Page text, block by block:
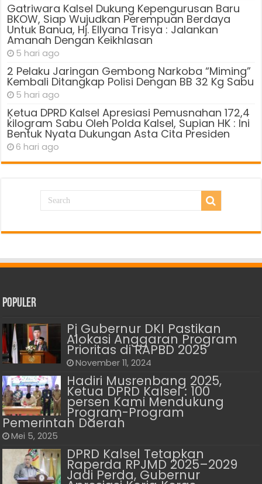
Gatriwara Kalsel Dukung Kepengurusan Baru
BKOW, Siap Wujudkan Perempuan Berdaya
Untuk Banua, Hj. Ellyana Trisya : Jalankan
Amanah Dengan Keikhlasan
5 hari ago
2 Pelaku Jaringan Gembong Narkoba “Miming”
Kembali Ditangkap Polisi Dengan BB 32 Kg Sabu
5 hari ago
Ķetua DPRD Kalsel Apresiasi Pemusnahan 172,4
kilogram Sabu Oleh Polda Kalsel, Supian HK : Ini
Bentuk Nyata Dukungan Asta Cita Presiden
6 hari ago
Populer
Pj Gubernur DKI Pastikan
Alokasi Anggaran Program
Prioritas di RAPBD 2025
November 11, 2024
Hadiri Musrenbang 2025,
Ketua DPRD Kalsel : 100
persen Kami Mendukung
Program-Program
Pemerintah Daerah
Mei 5, 2025
DPRD Kalsel Tetapkan
Raperda RPJMD 2025–2029
Jadi Perda, Gubernur